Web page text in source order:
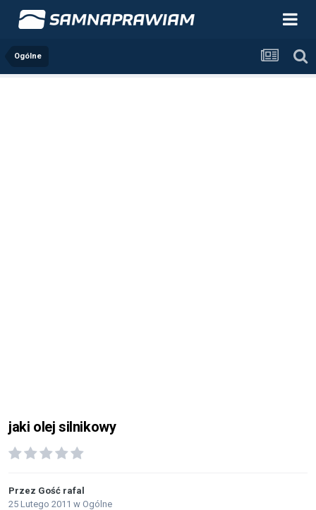
Ogólne
jaki olej silnikowy
Przez Gość rafal
25 Lutego 2011 w Ogólne